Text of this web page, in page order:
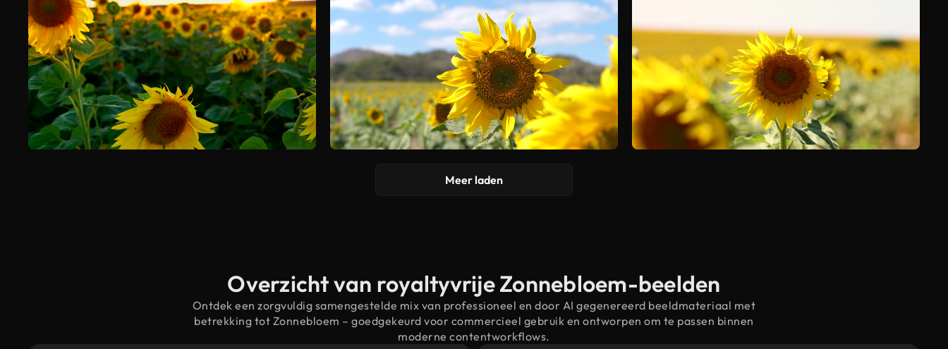
Meer laden
Overzicht van royaltyvrije Zonnebloem-beelden
Ontdek een zorgvuldig samengestelde mix van professioneel en door AI gegenereerd beeldmateriaal met
betrekking tot Zonnebloem – goedgekeurd voor commercieel gebruik en ontworpen om te passen binnen
moderne contentworkflows.